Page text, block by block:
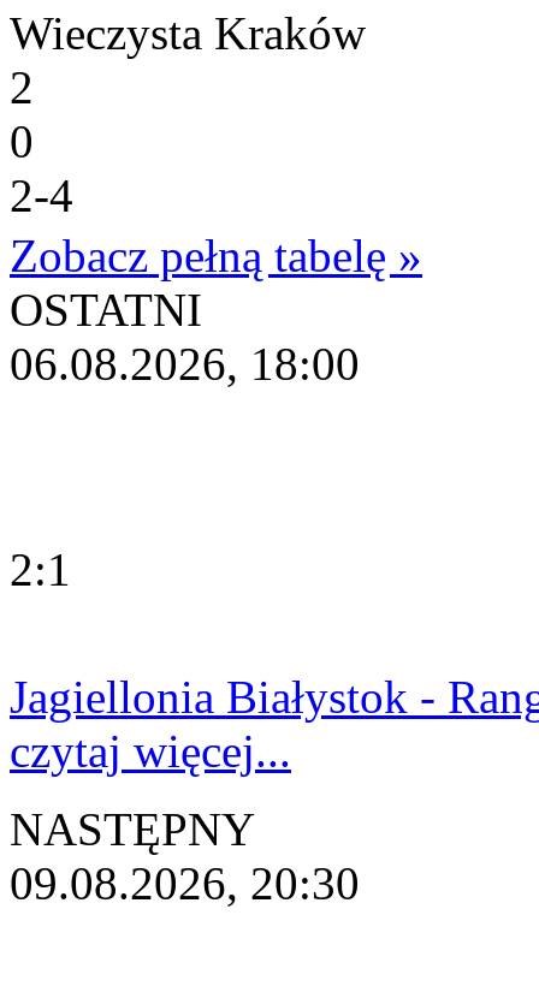
Wieczysta Kraków
2
0
2-4
Zobacz pełną tabelę »
OSTATNI
06.08.2026, 18:00
2:1
Jagiellonia Białystok -
czytaj więcej...
NASTĘPNY
09.08.2026, 20:30